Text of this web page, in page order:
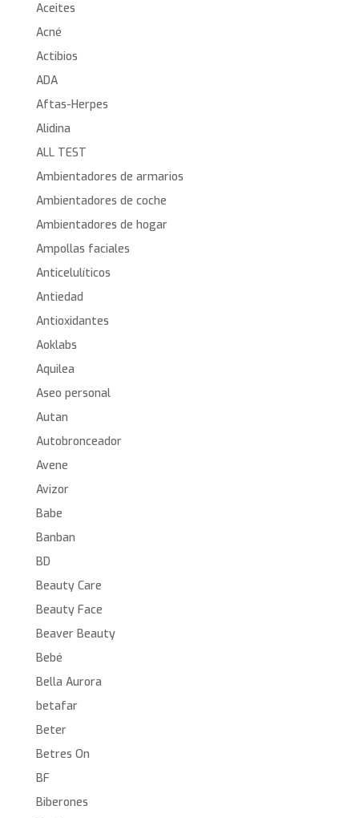
Aceites
Acné
Actibios
ADA
Aftas-Herpes
Alidina
ALL TEST
Ambientadores de armarios
Ambientadores de coche
Ambientadores de hogar
Ampollas faciales
Anticelulíticos
Antiedad
Antioxidantes
Aoklabs
Aquilea
Aseo personal
Autan
Autobronceador
Avene
Avizor
Babe
Banban
BD
Beauty Care
Beauty Face
Beaver Beauty
Bebé
Bella Aurora
betafar
Beter
Betres On
BF
Biberones